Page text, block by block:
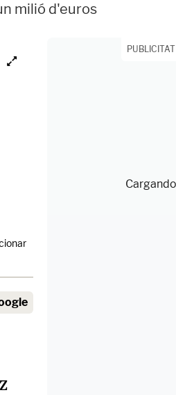
milió d'euros
PUBLICITAT